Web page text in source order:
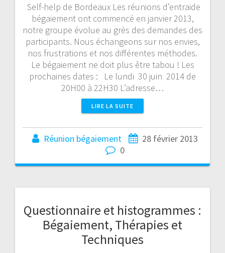
Self-help de Bordeaux Les réunions d’entraide
bégaiement ont commencé en janvier 2013,
notre groupe évolue au grès des demandes des
participants. Nous échangeons sur nos envies,
nos frustrations et nos différentes méthodes.
Le bégaiement ne doit plus être tabou ! Les
prochaines dates : Le lundi 30 juin 2014 de
20H00 à 22H30 L’adresse…
LIRE LA SUITE
Réunion bégaiement
28 février 2013
0
Questionnaire et histogrammes :
Bégaiement, Thérapies et
Techniques